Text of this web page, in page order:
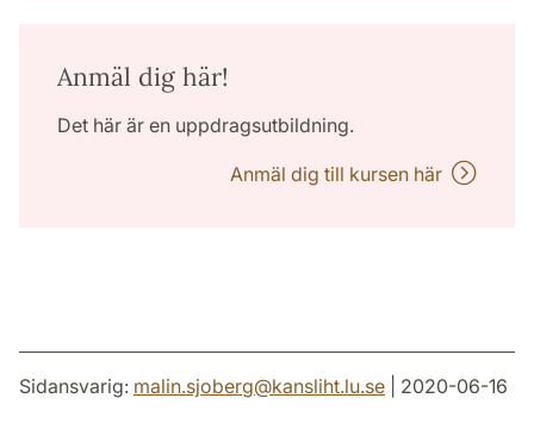
Anmäl dig här!
Det här är en uppdragsutbildning.
Anmäl dig till kursen här
Sidansvarig: malin.sjoberg@kansliht.lu.se | 2020-06-16